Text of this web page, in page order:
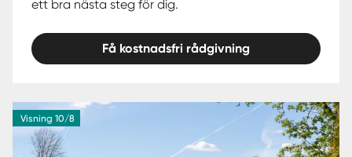
ett bra nästa steg för dig.
Få kostnadsfri rådgivning
Visning 10/8